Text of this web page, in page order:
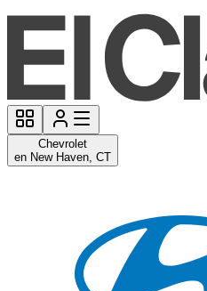
Chevrolet
en New Haven, CT